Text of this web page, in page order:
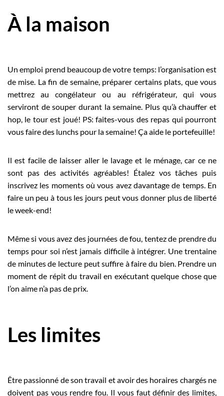
À la maison
Un emploi prend beaucoup de votre temps: l’organisation est
de mise. La fin de semaine, préparer certains plats, que vous
mettrez au congélateur ou au réfrigérateur, qui vous
serviront de souper durant la semaine. Plus qu’à chauffer et
hop, le tour est joué! PS: faites-vous des repas qui pourront
vous faire des lunchs pour la semaine! Ça aide le portefeuille!
Il est facile de laisser aller le lavage et le ménage, car ce ne
sont pas des activités agréables! Étalez vos tâches puis
inscrivez les moments où vous avez davantage de temps. En
faire un peu à tous les jours peut vous donner plus de liberté
le week-end!
Même si vous avez des journées de fou, tentez de prendre du
temps pour soi n’est jamais difficile à intégrer. Une trentaine
de minutes de lecture peut suffire à faire du bien. Prendre un
moment de répit du travail en exécutant quelque chose que
l’on aime n’a pas de prix.
Les limites
Être passionné de son travail et avoir des horaires chargés ne
doivent pas vous rendre fou. Il vous faut définir des limites,